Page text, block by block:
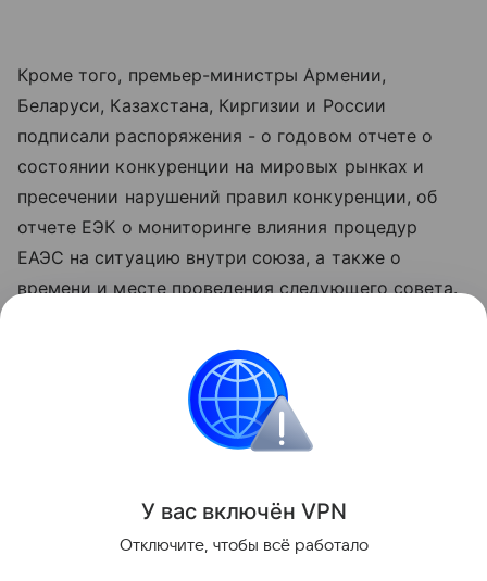
Кроме того, премьер-министры Армении,
Беларуси, Казахстана, Киргизии и России
подписали распоряжения - о годовом отчете о
состоянии конкуренции на мировых рынках и
пресечении нарушений правил конкуренции, об
отчете ЕЭК о мониторинге влияния процедур
ЕАЭС на ситуацию внутри союза, а также о
времени и месте проведения следующего совета.
Как анонсировал глава российского
правительства Михаил Мишустин, оно
запланировано на 1-2 октября и должно пройти в
Поделиться
У вас включён VPN
Отключите, чтобы всё работало